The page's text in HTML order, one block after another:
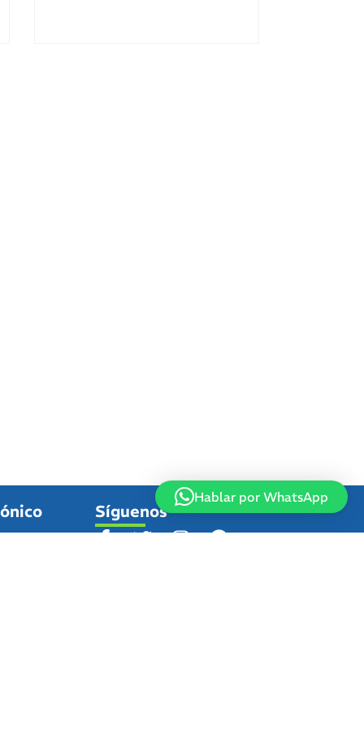
Síguenos
Hablar por WhatsApp